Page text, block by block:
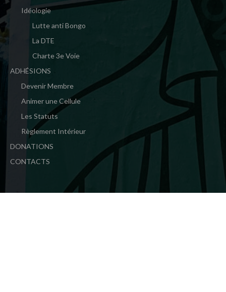
Idéologie
Lutte anti Bongo
La DTE
Charte 3e Voie
ADHÉSIONS
Devenir Membre
Animer une Cellule
Les Statuts
Règlement Intérieur
DONATIONS
CONTACTS